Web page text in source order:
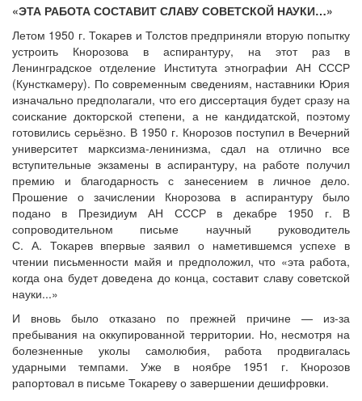
«ЭТА РАБОТА СОСТАВИТ СЛАВУ СОВЕТСКОЙ НАУКИ…»
Летом 1950 г. Токарев и Толстов предприняли вторую попытку
устроить Кнорозова в аспирантуру, на этот раз в
Ленинградское отделение Института этнографии АН СССР
(Кунсткамеру). По современным сведениям, наставники Юрия
изначально предполагали, что его диссертация будет сразу на
соискание докторской степени, а не кандидатской, поэтому
готовились серьёзно. В 1950 г. Кнорозов поступил в Вечерний
университет марксизма-ленинизма, сдал на отлично все
вступительные экзамены в аспирантуру, на работе получил
премию и благодарность с занесением в личное дело.
Прошение о зачислении Кнорозова в аспирантуру было
подано в Президиум АН СССР в декабре 1950 г. В
сопроводительном письме научный руководитель
С. А. Токарев впервые заявил о наметившемся успехе в
чтении письменности майя и предположил, что «эта работа,
когда она будет доведена до конца, составит славу советской
науки...»
И вновь было отказано по прежней причине — из-за
пребывания на оккупированной территории. Но, несмотря на
болезненные уколы самолюбия, работа продвигалась
ударными темпами. Уже в ноябре 1951 г. Кнорозов
рапортовал в письме Токареву о завершении дешифровки.